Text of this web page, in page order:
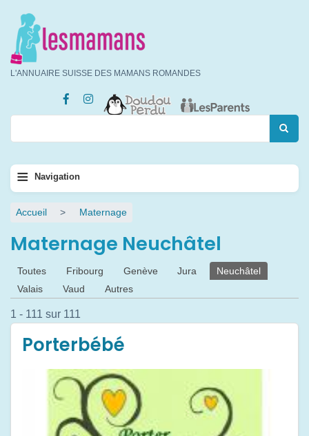
contenu
principal
L'ANNUAIRE SUISSE DES MAMANS ROMANDES
Rechercher
Navigation
principale
≡ Navigation
Fil
Accueil Maternage
Maternage Neuchâtel
Onglets
principaux
Toutes Fribourg Genève Jura
Neuchâtel
Valais
Vaud Autres
1 - 111 sur 111
Porterbébé